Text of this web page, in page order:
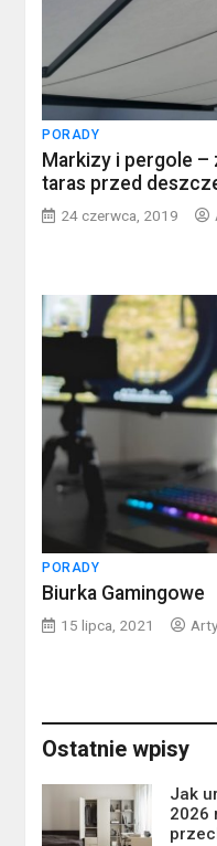
PORADY
Markizy i pergole
taras przed
24 czerwca, 2019
PORADY
Biurka Gamingowe
15 lipca, 2021
Ostatnie wpisy
Jak
2026